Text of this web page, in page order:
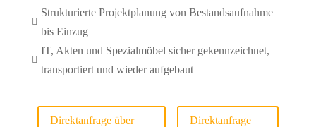

Strukturierte Projektplanung von Bestandsaufnahme
bis Einzug

IT, Akten und Spezialmöbel sicher gekennzeichnet,
transportiert und wieder aufgebaut
Direktanfrage über
Direktanfrage